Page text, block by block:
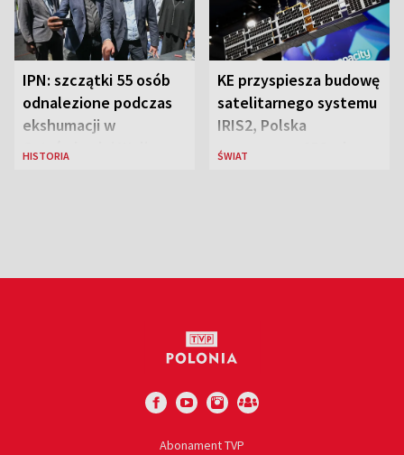
IPN: szczątki 55 osób
odnalezione podczas
ekshumacji w
Ostrówkach i Woli
HISTORIA
KE przyspiesza budowę
satelitarnego systemu
IRIS2, Polska
przeznaczy 656 mln
ŚWIAT
Abonament TVP